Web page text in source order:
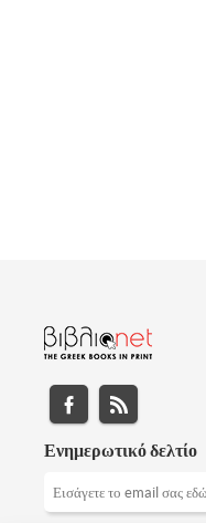
Ενημερωτικό δελτίο